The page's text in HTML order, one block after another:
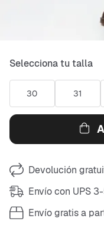
Selecciona tu talla
30 31
Devolución
Envío con UPS
Envío gratis a